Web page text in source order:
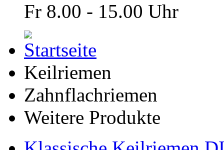
Fr 8.00 - 15.00 Uhr
Keilriemen
Zahnflachriemen
Weitere Produkte